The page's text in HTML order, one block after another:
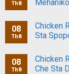
Th8
08
Th8
Chicken
Sta
08
Th8
Chicken
Che Sta